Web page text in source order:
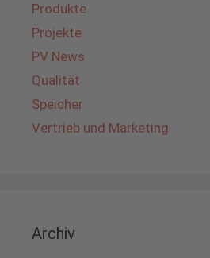
Produkte
Projekte
PV News
Qualität
Speicher
Vertrieb und Marketing
Archiv